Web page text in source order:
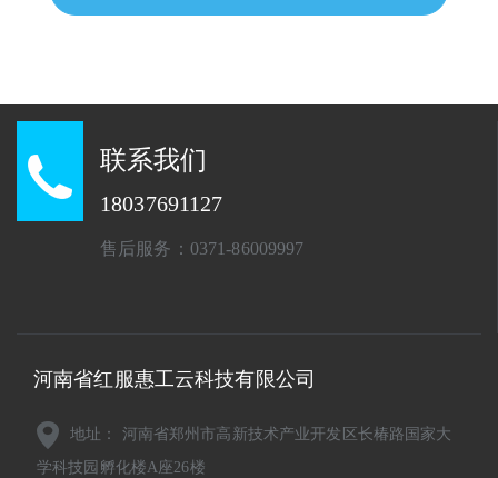
联系我们
18037691127
售后服务：0371-86009997
河南省红服惠工云科技有限公司
地址： 河南省郑州市高新技术产业开发区长椿路国家大
学科技园孵化楼A座26楼